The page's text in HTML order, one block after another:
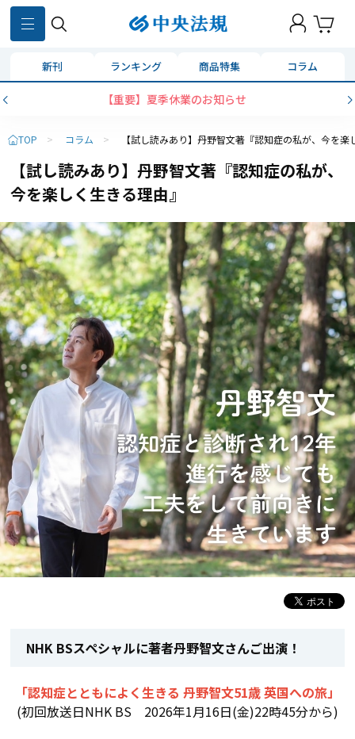
新刊 ランキング 商品特集 コラム
【重要】夏季休業のお知らせ
TOP > コラム > 【試し読みあり】丹野智文著『認知症の私が、今を楽
【試し読みあり】丹野智文著『認知症の私が、
今を楽しく生きる理由』
NHK BSスペシャルに著者丹野智文さんご出演！
「認知症とともによく生きる 丹野智文51歳 英国への旅」
(初回放送日NHK BS 2026年1月16日(金)22時45分から)